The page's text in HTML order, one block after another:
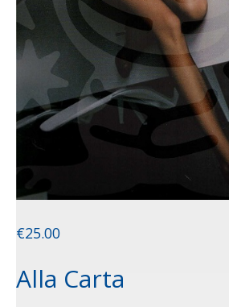
€25.00
Alla Carta